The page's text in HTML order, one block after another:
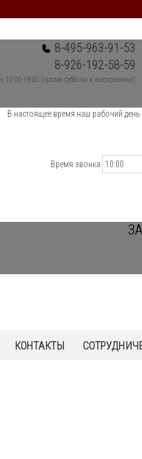
8-495-963-91-53
8-926-192-58-59
c 10:00-18:00 (кроме субботы и воскресенья)
В настоящее время наш рабочий
Время звонка
КОНТАКТЫ